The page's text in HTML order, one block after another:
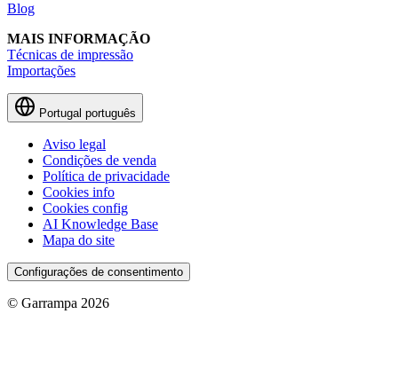
Blog
MAIS INFORMAÇÃO
Técnicas de impressão
Importações
Portugal português
Aviso legal
Condições de venda
Política de privacidade
Cookies info
Cookies config
AI Knowledge Base
Mapa do site
Configurações de consentimento
© Garrampa 2026